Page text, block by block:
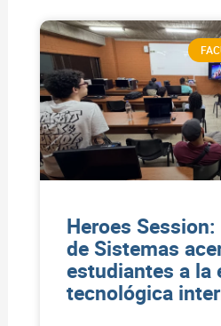
Heroes
de Sistemas
estudiantes a la
tecnológica